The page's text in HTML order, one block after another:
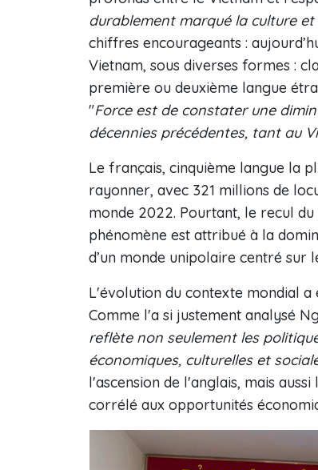
durablement marqué la culture
chiffres encourageants :
Vietnam, sous diverses formes :
première ou deuxième langue
"Force est de constater une
décennies précédentes, tant au
Le français, cinquième langue la
rayonner, avec 321 millions de
monde 2022. Pourtant, le recul
phénomène est attribué à la
d’un monde unipolaire centré sur
L'évolution du contexte mondial
Comme l'a si justement analysé
reflète non seulement les
économiques, culturelles et
l'ascension de l'anglais, mais
corrélé aux opportunités